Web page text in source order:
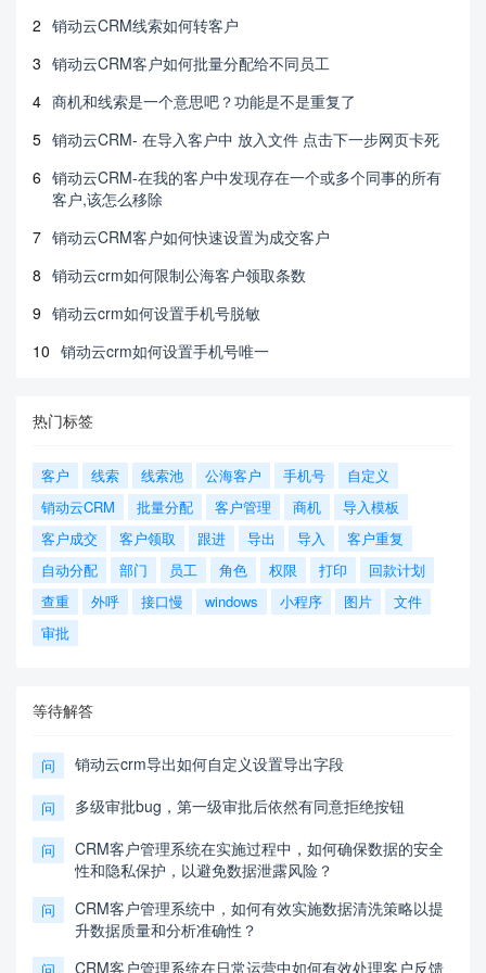
2 销动云CRM线索如何转客户
3 销动云CRM客户如何批量分配给不同员工
4 商机和线索是一个意思吧？功能是不是重复了
5 销动云CRM- 在导入客户中 放入文件 点击下一步网页卡死
6 销动云CRM-在我的客户中发现存在一个或多个同事的所有
客户,该怎么移除
7 销动云CRM客户如何快速设置为成交客户
8 销动云crm如何限制公海客户领取条数
9 销动云crm如何设置手机号脱敏
10 销动云crm如何设置手机号唯一
热门标签
客户 线索 线索池 公海客户 手机号
自定义
销动云CRM
批量分配 客户管理 商机
导入模板
客户成交
客户领取 跟进 导出 导入
客户重复
自动分配
部门 员工 角色 权限 打印
回款计划
查重
外呼 接口慢 windows 小程序 图片
文件
审批
等待解答
问 销动云crm导出如何自定义设置导出字段
问 多级审批bug，第一级审批后依然有同意拒绝按钮
问
CRM客户管理系统在实施过程中，如何确保数据的安全
性和隐私保护，以避免数据泄露风险？
问
CRM客户管理系统中，如何有效实施数据清洗策略以提
升数据质量和分析准确性？
CRM客户管理系统在日常运营中如何有效处理客户反馈